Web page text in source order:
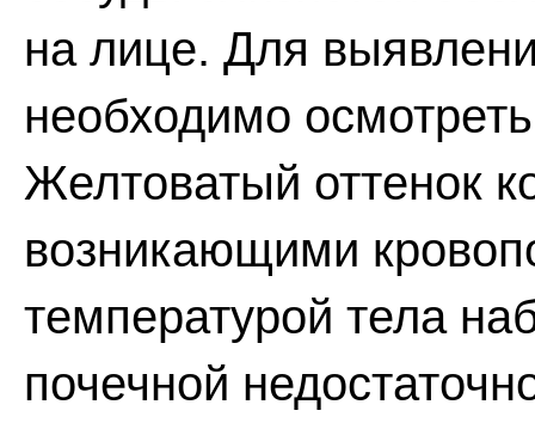
на лице. Для
необходимо
Желтоватый оттенок
возникающими
температурой тела
почечной